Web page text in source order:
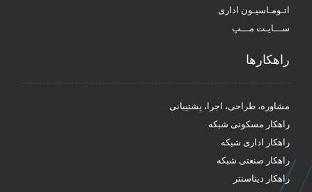
اتـومـاسیـون اداری
ســـایـت مـــپ
راهکار‌ها
مشاوره، طراحی، اجرا، پشتیبانی
راهکار مسکونی شبکه
راهکار اداری شبکه
راهکار صنعتی شبکه
راهکار دیتاسنتر